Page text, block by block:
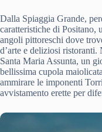
Dalla Spiaggia Grande,
caratteristiche di Positano,
angoli pittoreschi dove
d’arte e deliziosi ristoranti.
Santa Maria Assunta, un
bellissima cupola
ammirare le imponenti
avvistamento erette per